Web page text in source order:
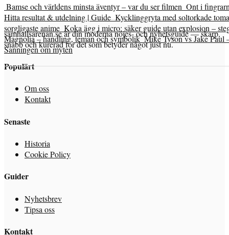
Bamse och världens minsta äventyr – var du ser filmen Ont i
Hitta resultat & utdelning | Guide Kycklinggryta med soltorkade
sorgligaste anime Koka ägg i micro: säker guide utan explosion –
Magnolia – handling, teman och symbolik Mike Tyson vs Jake Paul
Sanningen om myten
samhallsarenan.se är din moderna nöjes- och nyhetsguide — skarp,
snabb och kurerad för det som betyder något just nu.
Populärt
Om oss
Kontakt
Senaste
Historia
Cookie Policy
Guider
Nyhetsbrev
Tipsa oss
Kontakt